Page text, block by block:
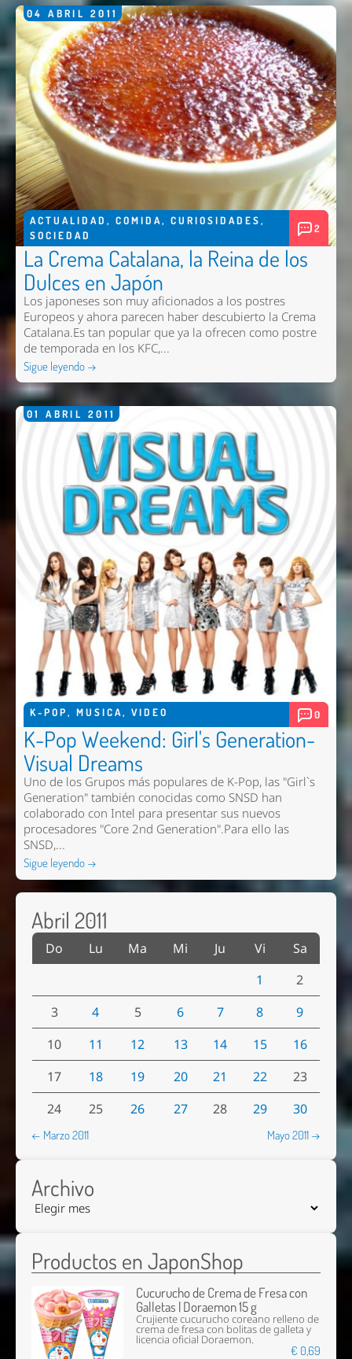
04 ABRIL 2011
ACTUALIDAD , COMIDA, CURIOSIDADES,
SOCIEDAD
2
La Crema Catalana, la Reina de los
Dulces en Japón
Los japoneses son muy aficionados a los postres
Europeos y ahora parecen haber descubierto la Crema
Catalana.Es tan popular que ya la ofrecen como postre
de temporada en los KFC,...
Sigue leyendo →
01 ABRIL 2011
K-POP, MUSICA, VIDEO 0
K-Pop Weekend: Girl's Generation-
Visual Dreams
Uno de los Grupos más populares de K-Pop, las "Girl`s
Generation" también conocidas como SNSD han
colaborado con Intel para presentar sus nuevos
procesadores "Core 2nd Generation".Para ello las
SNSD,...
Sigue leyendo →
Abril 2011
Do Lu Ma Mi Ju Vi
Sa
1
2
3
4 5 6 7 8
9
10
11 12 13 14 15
16
17
18 19 20 21 22
23
24
25 26 27 28 29 30
← Marzo 2011 Mayo 2011 →
Archivo
Productos en JaponShop
Cucurucho de Crema de Fresa con
Galletas | Doraemon 15 g
Crujiente cucurucho coreano relleno de
crema de fresa con bolitas de galleta y
licencia oficial Doraemon.
€ 0,69